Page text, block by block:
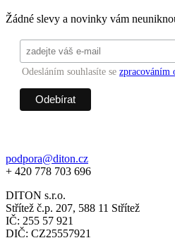
Žádné slevy a novinky vám
Odesláním souhlasíte se zpracováním
podpora@diton.cz
+ 420 778 703 696
DITON s.r.o.
Střítež č.p. 207, 588 11 Střítež
IČ: 255 57 921
DIČ: CZ25557921